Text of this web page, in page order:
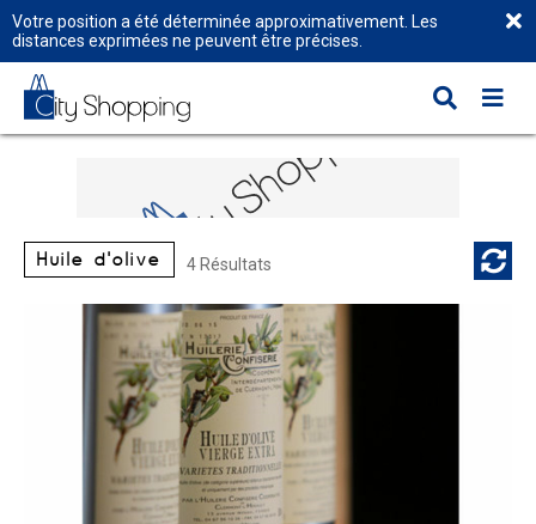
Votre position a été déterminée approximativement. Les
distances exprimées ne peuvent être précises.
Huile d'olive 4 Résultats